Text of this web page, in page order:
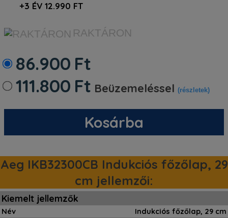
+3 ÉV 12.990 FT
RAKTÁRON
86.900 Ft
111.800 Ft Beüzemeléssel (részletek)
Kosárba
Aeg IKB32300CB Indukciós főzőlap, 29
cm jellemzői:
Kiemelt jellemzők
Név
Indukciós főzőlap, 29 cm